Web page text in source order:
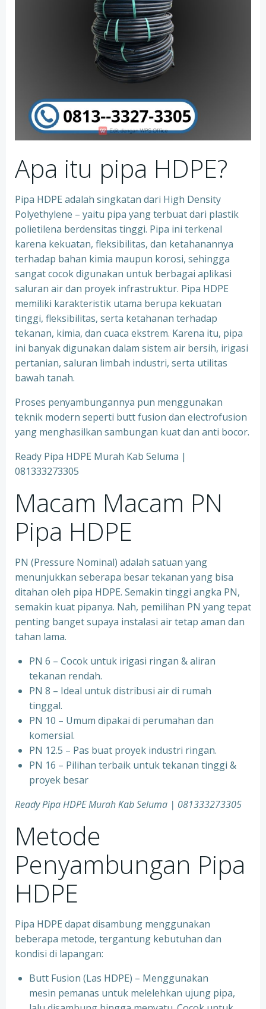
Apa itu pipa HDPE?
Pipa HDPE adalah singkatan dari High Density
Polyethylene – yaitu pipa yang terbuat dari plastik
polietilena berdensitas tinggi. Pipa ini terkenal
karena kekuatan, fleksibilitas, dan ketahanannya
terhadap bahan kimia maupun korosi, sehingga
sangat cocok digunakan untuk berbagai aplikasi
saluran air dan proyek infrastruktur. Pipa HDPE
memiliki karakteristik utama berupa kekuatan
tinggi, fleksibilitas, serta ketahanan terhadap
tekanan, kimia, dan cuaca ekstrem. Karena itu, pipa
ini banyak digunakan dalam sistem air bersih, irigasi
pertanian, saluran limbah industri, serta utilitas
bawah tanah.
Proses penyambungannya pun menggunakan
teknik modern seperti butt fusion dan electrofusion
yang menghasilkan sambungan kuat dan anti bocor.
Ready Pipa HDPE Murah Kab Seluma |
081333273305
Macam Macam PN
Pipa HDPE
PN (Pressure Nominal) adalah satuan yang
menunjukkan seberapa besar tekanan yang bisa
ditahan oleh pipa HDPE. Semakin tinggi angka PN,
semakin kuat pipanya. Nah, pemilihan PN yang tepat
penting banget supaya instalasi air tetap aman dan
tahan lama.
PN 6 – Cocok untuk irigasi ringan & aliran
tekanan rendah.
PN 8 – Ideal untuk distribusi air di rumah
tinggal.
PN 10 – Umum dipakai di perumahan dan
komersial.
PN 12.5 – Pas buat proyek industri ringan.
PN 16 – Pilihan terbaik untuk tekanan tinggi &
proyek besar
Ready Pipa HDPE Murah Kab Seluma | 081333273305
Metode
Penyambungan Pipa
HDPE
Pipa HDPE dapat disambung menggunakan
beberapa metode, tergantung kebutuhan dan
kondisi di lapangan:
Butt Fusion (Las HDPE) – Menggunakan
mesin pemanas untuk melelehkan ujung pipa,